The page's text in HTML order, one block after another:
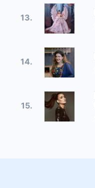
13.
14.
15.